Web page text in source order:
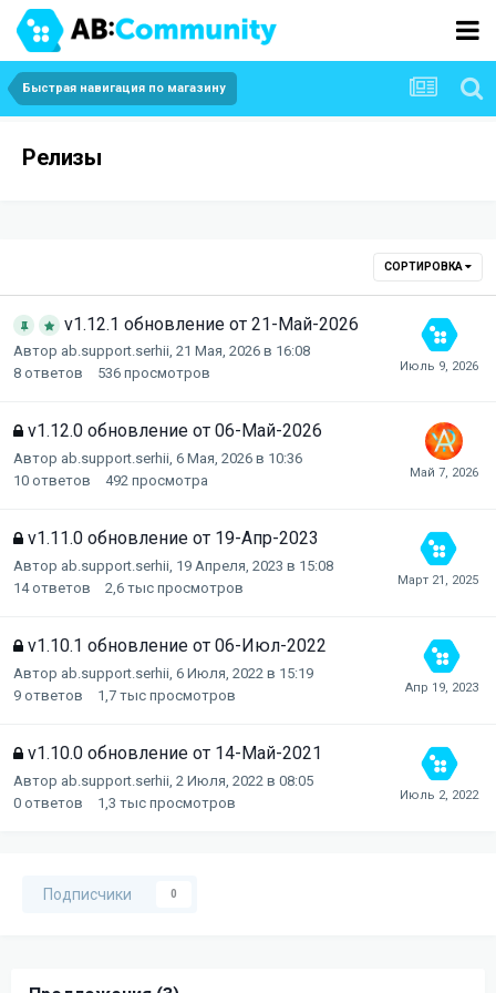
Быстрая навигация по магазину
Релизы
СОРТИРОВКА
v1.12.1 обновление от 21-Май-2026
Автор ab.support.serhii, 21 Мая, 2026 в 16:08
8 ответов 536 просмотров
v1.12.0 обновление от 06-Май-2026
Автор ab.support.serhii, 6 Мая, 2026 в 10:36
10 ответов 492 просмотра
v1.11.0 обновление от 19-Апр-2023
Автор ab.support.serhii, 19 Апреля, 2023 в 15:08
14 ответов 2,6 тыс просмотров
v1.10.1 обновление от 06-Июл-2022
Автор ab.support.serhii, 6 Июля, 2022 в 15:19
9 ответов 1,7 тыс просмотров
v1.10.0 обновление от 14-Май-2021
Автор ab.support.serhii, 2 Июля, 2022 в 08:05
0 ответов 1,3 тыс просмотров
Подписчики 0